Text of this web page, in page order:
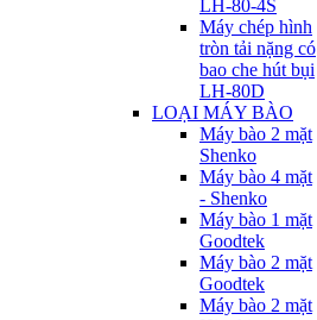
LH-80-4S
Máy chép hình
tròn tải nặng có
bao che hút bụi
LH-80D
LOẠI MÁY BÀO
Máy bào 2 mặt
Shenko
Máy bào 4 mặt
- Shenko
Máy bào 1 mặt
Goodtek
Máy bào 2 mặt
Goodtek
Máy bào 2 mặt